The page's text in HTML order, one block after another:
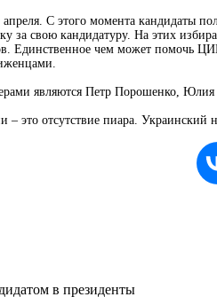
апреля. С этого момента кандидаты
за свою кандидатуру. На этих
Единственное чем может помочь
являются Петр Порошенко, Юлия
это отсутствие пиара. Украинский